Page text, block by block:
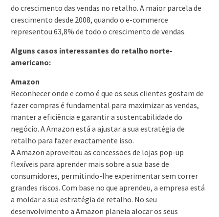
do crescimento das vendas no retalho. A maior parcela de
crescimento desde 2008, quando o e-commerce
representou 63,8% de todo o crescimento de vendas.
Alguns casos interessantes do retalho norte-
americano:
Amazon
Reconhecer onde e como é que os seus clientes gostam de
fazer compras é fundamental para maximizar as vendas,
manter a eficiência e garantir a sustentabilidade do
negócio. A Amazon está a ajustar a sua estratégia de
retalho para fazer exactamente isso.
A Amazon aproveitou as concessões de lojas pop-up
flexíveis para aprender mais sobre a sua base de
consumidores, permitindo-lhe experimentar sem correr
grandes riscos. Com base no que aprendeu, a empresa está
a moldar a sua estratégia de retalho. No seu
desenvolvimento a Amazon planeia alocar os seus